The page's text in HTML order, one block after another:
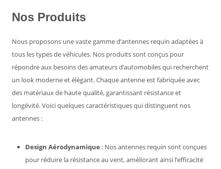
Nos Produits
Nous proposons une vaste gamme d’antennes requin adaptées à
tous les types de véhicules. Nos produits sont conçus pour
répondre aux besoins des amateurs d’automobiles qui recherchent
un look moderne et élégant. Chaque antenne est fabriquée avec
des matériaux de haute qualité, garantissant résistance et
longévité. Voici quelques caractéristiques qui distinguent nos
antennes :
Design Aérodynamique : Nos antennes requin sont conçues
pour réduire la résistance au vent, améliorant ainsi l’efficacité